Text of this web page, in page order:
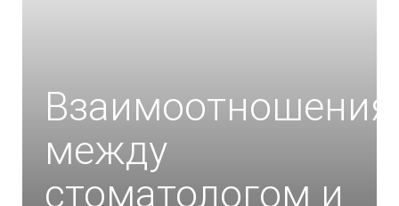
Взаимоотношения
между
стоматологом и